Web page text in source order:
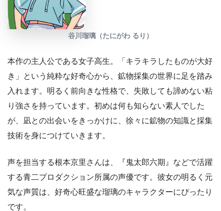
谷川瑠璃（たにがわ るり）
本作の主人公である女子高生。「キラキラしたものが大好
き」という純粋な好奇心から、鉱物採集の世界に足を踏み
入れます。明るく前向きな性格で、失敗しても諦めない粘
り強さを持っています。初めは何も知らない素人でした
が、凪との出会いをきっかけに、徐々に鉱物の知識と採集
技術を身につけていきます。
声を担当する根本京里さんは、『鬼太郎六期』などで活躍
する青二プロダクション所属の声優です。彼女の明るく元
気な声質は、好奇心旺盛な瑠璃のキャラクターにぴったり
です。